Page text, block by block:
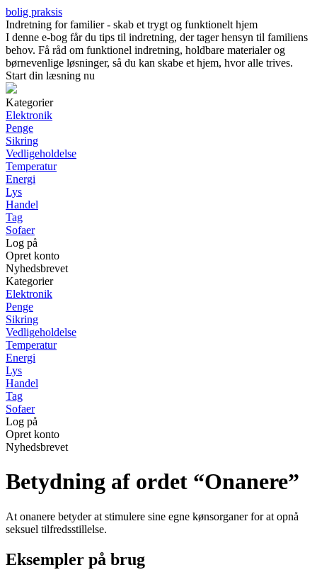
bolig praksis
Indretning for familier - skab et trygt og funktionelt hjem
I denne e-bog får du tips til indretning, der tager hensyn til familiens
behov. Få råd om funktionel indretning, holdbare materialer og
børnevenlige løsninger, så du kan skabe et hjem, hvor alle trives.
Start din læsning nu
Kategorier
Elektronik
Penge
Sikring
Vedligeholdelse
Temperatur
Energi
Lys
Handel
Tag
Sofaer
Log på
Opret konto
Nyhedsbrevet
Kategorier
Elektronik
Penge
Sikring
Vedligeholdelse
Temperatur
Energi
Lys
Handel
Tag
Sofaer
Log på
Opret konto
Nyhedsbrevet
Betydning af ordet “Onanere”
At onanere betyder at stimulere sine egne kønsorganer for at opnå
seksuel tilfredsstillelse.
Eksempler på brug